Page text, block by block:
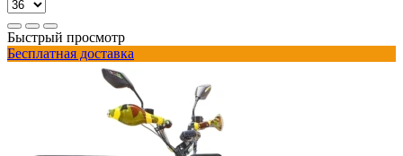
Быстрый просмотр
Бесплатная доставка